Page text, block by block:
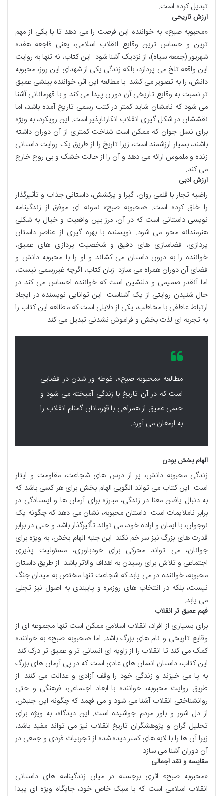
تبدیل کرده است.
ارزش تاریخی
«محبوبه صبح» به خواننده این فرصت را می دهد تا با یکی از مهم
ترین و حساس ترین وقایع انقلاب اسلامی، یعنی فاجعه هفده
شهریور (جمعه سیاه)، از نزدیک آشنا شود. این کتاب، نه تنها به روایت
این واقعه تلخ می پردازد، بلکه زندگی یکی از شهدای این روز، محبوبه
دانش، را به تصویر می کشد. با مطالعه این اثر، خواننده بینشی عمیق
تر نسبت به وقایع تاریخی آن دوران پیدا می کند و با قهرمانانی آشنا
می شود که نامشان شاید کمتر در کتب رسمی تاریخ آمده باشد، اما
نقششان در شکل گیری انقلاب انکارناپذیر است. این رویکرد، به ویژه
برای نسل جوان که ممکن است شناخت کمتری از آن دوران داشته
باشند، بسیار ارزشمند است، زیرا تاریخ را از طریق یک روایت داستانی
زنده و ملموس ارائه می دهد و آن را از حالت خشک و بی روح خارج
می کند.
ارزش ادبی
راضیه تجار با قلمی روان، گیرا و پرکشش، داستانی جذاب و تأثیرگذار
را خلق کرده است. «محبوبه صبح» نمونه ای موفق از زندگینامه
نویسی داستانی است که در آن، مرز بین واقعیت و خیال به شکلی
هنرمندانه محو می شود. نویسنده با بهره گیری از عناصر داستان
پردازی، فضاسازی های دقیق و شخصیت پردازی های عمیق،
خواننده را به درون داستان می کشاند و او را با محبوبه دانش و
فضای آن دوران همراه می سازد. زبان کتاب، اگرچه غیررسمی نیست،
اما آنقدر صمیمی و دلنشین است که خواننده احساس می کند در
حال شنیدن روایتی از یک آشناست. این توانایی نویسنده در ایجاد
ارتباط عاطفی با مخاطب، یکی از دلایلی است که مطالعه این کتاب را
به تجربه ای لذت بخش و فراموش نشدنی تبدیل می کند.
مطالعه «محبوبه صبح»، غوطه ور شدن در فضایی
است که در آن تاریخ با زندگی آمیخته می شود و
حسی عمیق از همراهی با قهرمانان گمنام انقلاب را
به ارمغان می آورد.
الهام بخش بودن
زندگی محبوبه دانش، پر از درس های شجاعت، مقاومت و ایثار
است. این کتاب می تواند الگویی الهام بخش برای هر کسی باشد که
به دنبال یافتن معنا در زندگی، مبارزه برای آرمان ها و ایستادگی در
برابر ناملایمات است. داستان محبوبه، نشان می دهد که چگونه یک
نوجوان، با ایمان و اراده خود، می تواند تأثیرگذار باشد و حتی در برابر
قدرت های بزرگ نیز سر خم نکند. این جنبه الهام بخش، به ویژه برای
جوانان، می تواند محرکی برای خودباوری، مسئولیت پذیری
اجتماعی و تلاش برای رسیدن به اهداف والاتر باشد. از طریق داستان
محبوبه، خواننده در می یابد که شجاعت تنها مختص به میدان جنگ
نیست، بلکه در انتخاب های روزمره و پایبندی به اصول نیز تجلی
می یابد.
فهم عمیق تر انقلاب
برای بسیاری از افراد، انقلاب اسلامی ممکن است تنها مجموعه ای از
وقایع تاریخی و نام های بزرگ باشد. اما «محبوبه صبح» به خواننده
کمک می کند تا انقلاب را از زاویه ای انسانی تر و عمیق تر درک کند.
این کتاب، داستان انسان های عادی است که در پی آرمان های بزرگ
به پا می خیزند و زندگی خود را وقف آزادی و عدالت می کنند. از
طریق روایت محبوبه، خواننده با ابعاد اجتماعی، فرهنگی و حتی
روانشناختی انقلاب آشنا می شود و می فهمد که چگونه این جنبش،
از دل شور و باور مردم جوشیده است. این دیدگاه، به ویژه برای
تحلیل گران و پژوهشگران تاریخ انقلاب نیز می تواند مفید باشد،
زیرا آن ها را با لایه های کمتر دیده شده از تجربیات فردی و جمعی در
آن دوران آشنا می سازد.
مقایسه و نقد اجمالی
«محبوبه صبح» اثری برجسته در میان زندگینامه های داستانی
انقلاب اسلامی است که با سبک خاص خود، جایگاه ویژه ای پیدا